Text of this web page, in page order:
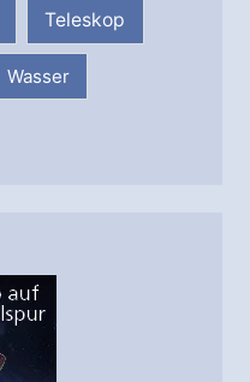
Teleskop
Wasser